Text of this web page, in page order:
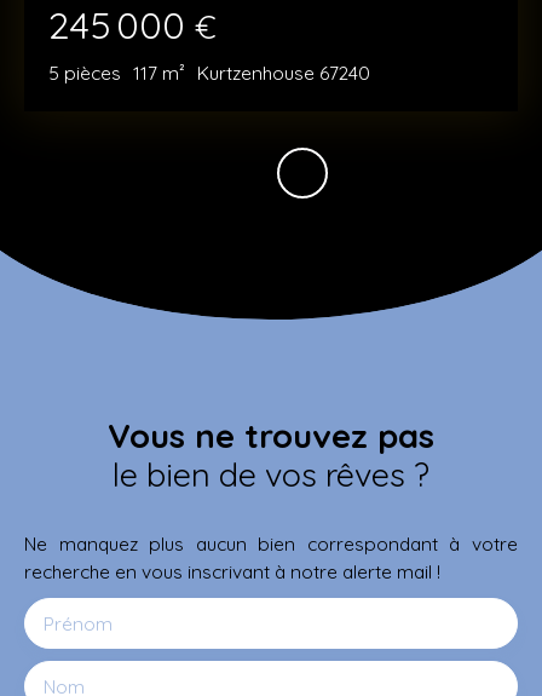
245 000 €
5 pièces 117 m² Kurtzenhouse 67240
Vous ne trouvez pas
le bien de vos rêves ?
Ne manquez plus aucun bien correspondant à votre
recherche en vous inscrivant à notre alerte mail !
Prénom
Nom